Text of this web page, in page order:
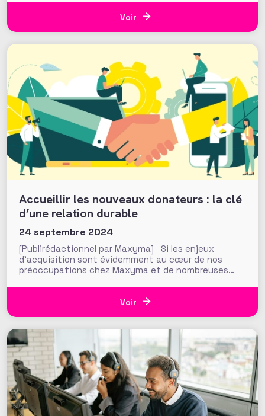
Koshy l’affirme dans son nouvel ouvrage tout juste
paru. Alliant neurosciences et philanthropie, «
Voir
Accueillir les nouveaux donateurs : la clé
d’une relation durable
24 septembre 2024
[Publirédactionnel par Maxyma] Si les enjeux
d’acquisition sont évidemment au cœur de nos
préoccupations chez Maxyma et de nombreuses
consolidation » est souvent réduite à une réflexion
simplifiée autour d’un simple « cycle d’accueil ».
Voir